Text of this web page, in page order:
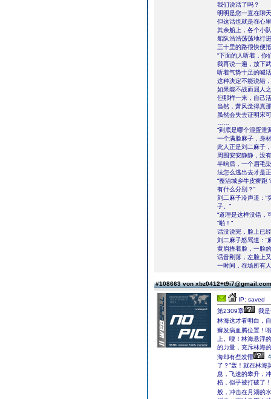
我们说话了吗？
明明是您一直在聊
但这话也就是在心
其余船上，各个小
船队浩浩荡荡地行
三十里的路很快便
“下面的人听着，你
我再说一遍，放下
听着气势十足的喊
这种决定不能说错
如果能不战而屈人
但那样一来，自己
当然，萧风觉得真
虽然会失去证明宋
“到底是哪个混蛋泄
一个满脸麻子，身
此人正是刘二麻子
周围安安静静，没
半晌后，一个眉毛
法怎么逃出去才是
“整治城乡牛皮癣跑
有什么分别？”
刘二麻子冷声道：“
子。”
“道理是这样没错
“啪！”
话没说完，脸上已
刘二麻子怒骂道：“
黄眉捂着脸，一脸
话音刚落，左脸上
一时间，在场所有
#108663 von
IP: saved
第2309章
我
林海这才看明白，
癣发病血腾位置！
上。嗖！林海悬浮
的力量，充斥林海
海却有些发懵
了？”轰！就在林
息，飞速的攀升，
梏，似乎被打破了
般，冲击在月湖的